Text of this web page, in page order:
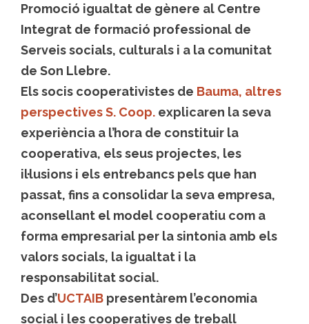
Promoció igualtat de gènere al Centre
Integrat de formació professional de
Serveis socials, culturals i a la comunitat
de Son Llebre.
Els socis cooperativistes de Bauma, altres
perspectives S. Coop. explicaren la seva
experiència a l’hora de constituir la
cooperativa, els seus projectes, les
il·lusions i els entrebancs pels que han
passat, fins a consolidar la seva empresa,
aconsellant el model cooperatiu com a
forma empresarial per la sintonia amb els
valors socials, la igualtat i la
responsabilitat social.
Des d’UCTAIB presentàrem l’economia
social i les cooperatives de treball